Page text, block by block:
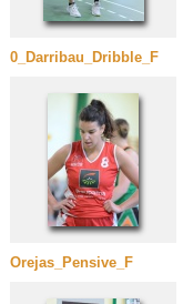
0_Darribau_Dribble_F
Orejas_Pensive_F